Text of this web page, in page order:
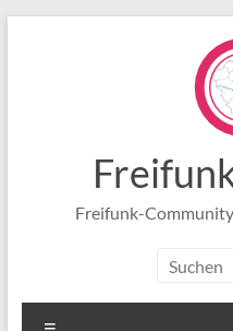
Freifunk-